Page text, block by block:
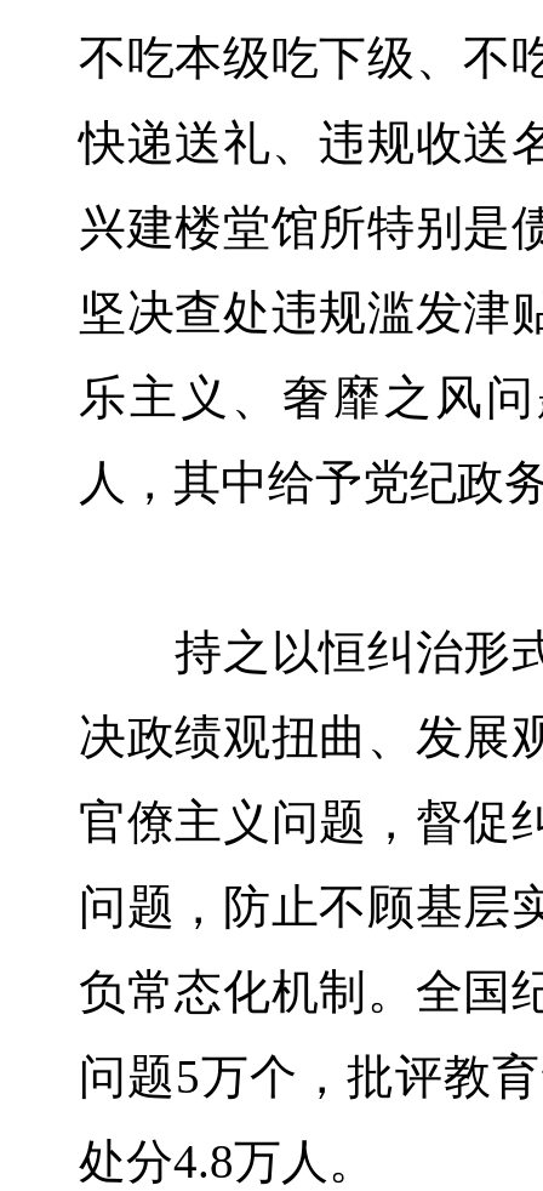
不吃本级吃下级、不
快递送礼、违规收送
兴建楼堂馆所特别是
坚决查处违规滥发津
乐主义、奢靡之风
人，其中给予党纪政
持之以恒纠治形式
决政绩观扭曲、发展
官僚主义问题，督促
问题，防止不顾基层
负常态化机制。全国
问题5万个，批评教
处分4.8万人。